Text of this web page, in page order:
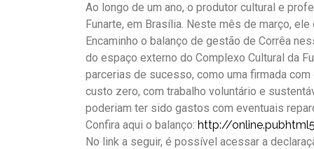
Ao longo de um ano, o produtor cultural e
Funarte, em Brasília. Neste mês de março,
Encaminho o balanço de gestão de Corrêa
do espaço externo do Complexo Cultural da
parcerias de sucesso, como uma firmada
custo zero, com trabalho voluntário e
poderiam ter sido gastos com eventuais
Confira aqui o balanço: http://online.pubhtml
No link a seguir, é possível acessar a